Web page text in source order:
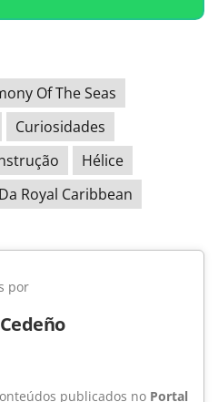
Of The Seas
Curiosidades
Hélice
Royal Caribbean
por
publicados no Portal